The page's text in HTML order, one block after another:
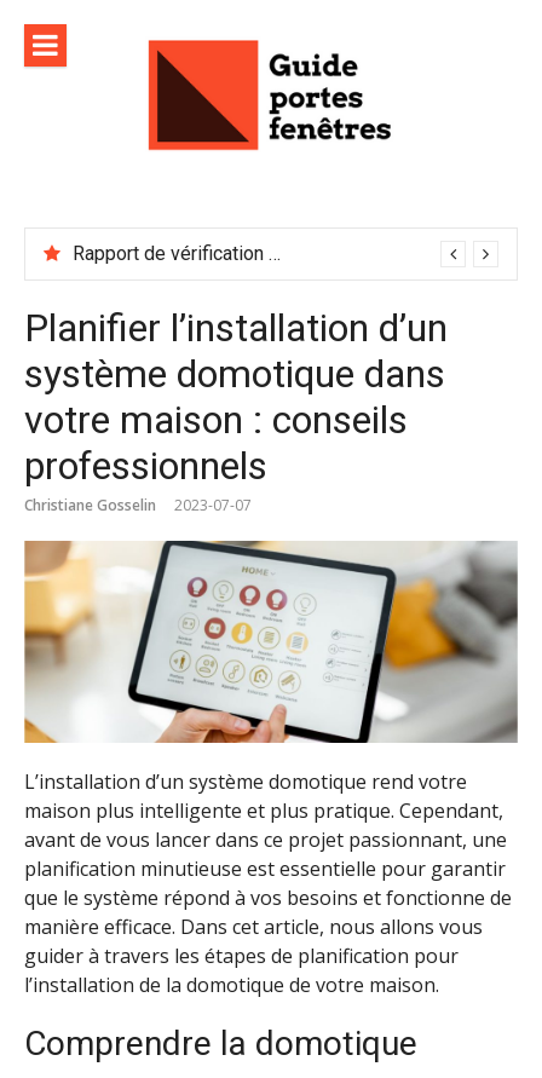
contenu
Rapport de vérification sécurité : à conserver précieusement
Planifier l’installation d’un
système domotique dans
votre maison : conseils
professionnels
Christiane Gosselin 2023-07-07
L’installation d’un système domotique rend votre
maison plus intelligente et plus pratique. Cependant,
avant de vous lancer dans ce projet passionnant, une
planification minutieuse est essentielle pour garantir
que le système répond à vos besoins et fonctionne de
manière efficace. Dans cet article, nous allons vous
guider à travers les étapes de planification pour
l’installation de la domotique de votre maison.
Comprendre la domotique